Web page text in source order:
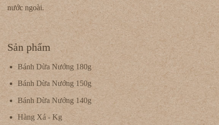
nước ngoài.
Sản phẩm
Bánh Dừa Nướng 180g
Bánh Dừa Nướng 150g
Bánh Dừa Nướng 140g
Hàng Xá - Kg